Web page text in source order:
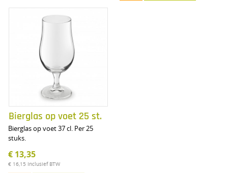
Bierglas op voet 25 st.
Bierglas op voet 37 cl. Per 25
stuks.
€ 13,35
€ 16,15 Inclusief BTW